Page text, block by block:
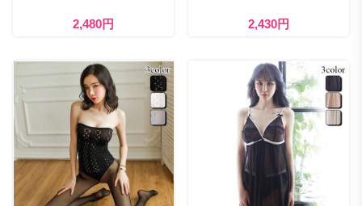
2,480円 2,430円